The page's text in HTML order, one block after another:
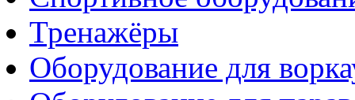
Тренажёры
Оборудование для